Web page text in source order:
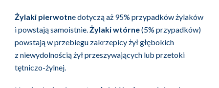
Żylaki pierwotne dotyczą aż 95% przypadków żylaków
i powstają samoistnie.Żylaki wtórne(5% przypadków)
powstają w przebiegu zakrzepicy żył głębokich
z niewydolnością żył przeszywających lub przetoki
tętniczo-żylnej.